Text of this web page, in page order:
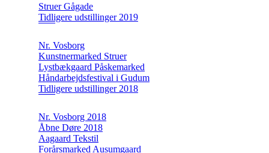
Struer Gågade
Tidligere udstillinger 2019
Nr. Vosborg
Kunstnermarked Struer
Lystbækgaard Påskemarked
Håndarbejdsfestival i Gudum
Tidligere udstillinger 2018
Nr. Vosborg 2018
Åbne Døre 2018
Aagaard Tekstil
Forårsmarked Ausumgaard